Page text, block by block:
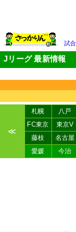
試
Jリーグ 最新情報
≪
札幌 八戸
FC東京
東京V
藤枝
名古屋
愛媛
今治